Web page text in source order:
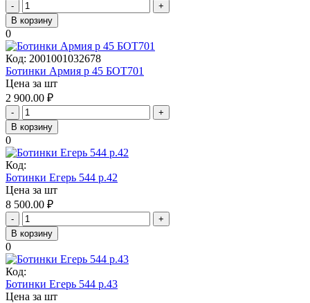
-
+
В корзину
0
Код: 2001001032678
Ботинки Армия р 45 БОТ701
Цена за шт
2 900.00 ₽
-
+
В корзину
0
Код:
Ботинки Егерь 544 р.42
Цена за шт
8 500.00 ₽
-
+
В корзину
0
Код:
Ботинки Егерь 544 р.43
Цена за шт